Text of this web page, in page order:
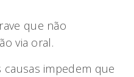
que não
via oral.
impedem que